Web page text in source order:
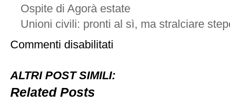
Ospite di Agorà estate
Unioni civili: pronti al sì, ma stralciare
Commenti disabilitati
su
ALTRI POST SIMILI:
Related Posts